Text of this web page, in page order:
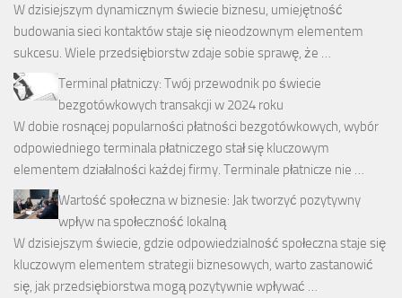
W dzisiejszym dynamicznym świecie biznesu, umiejętność
budowania sieci kontaktów staje się nieodzownym elementem
sukcesu. Wiele przedsiębiorstw zdaje sobie sprawę, że …
Terminal płatniczy: Twój przewodnik po świecie
bezgotówkowych transakcji w 2024 roku
W dobie rosnącej popularności płatności bezgotówkowych, wybór
odpowiedniego terminala płatniczego stał się kluczowym
elementem działalności każdej firmy. Terminale płatnicze nie …
Wartość społeczna w biznesie: Jak tworzyć pozytywny
wpływ na społeczność lokalną
W dzisiejszym świecie, gdzie odpowiedzialność społeczna staje się
kluczowym elementem strategii biznesowych, warto zastanowić
się, jak przedsiębiorstwa mogą pozytywnie wpływać …